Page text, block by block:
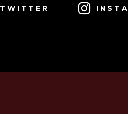
TWITTER